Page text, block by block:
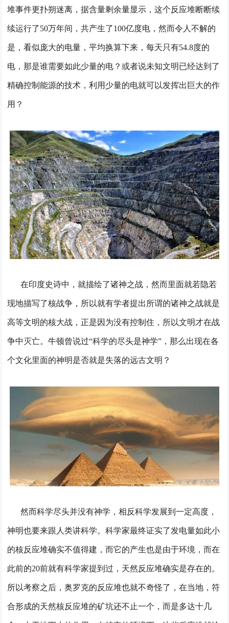
堆事件更扑朔迷离，据含量剩余量显示，这个反应堆断断续
续运行了50万年间，共产生了100亿度电，然而令人不解的
是，看似庞大的电量，平均换算下来，每天只有54.8度的
电，那是谁需要如此少量的电？或者说未知文明已经达到了
精确控制能源的技术，利用少量的电就可以发挥出巨大的作
用？
在印度史诗中，就描绘了诸神之战，然而里面就若隐若
现地描写了核战争，所以就有学者提出所谓的诸神之战就是
高等文明的核大战，正是因为没有控制住，所以文明才在战
争中灭亡。牛顿曾说过“科学的尽头是神学”，那么出现在各
个文化里面的神明是否就是失落的远古文明？
然而科学尽头并没有神学，相反科学发展到一定高度，
神明也要来跟人类讲科学。科学家最终证实了发电量如此小
的核反应堆确实不值得建，而它的产生也是由于环境，而在
此前的20前就有科学家提到过，天然反应堆确实是存在的。
所以考察之后，奥罗克的反应堆也就不奇怪了，在当地，符
合形成的天然核反应堆的矿坑还不止一个，而是多达十几